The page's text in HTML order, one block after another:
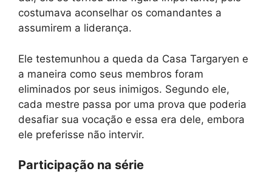
costumava aconselhar os comandantes a
assumirem a liderança.
Ele testemunhou a queda da Casa Targaryen e
a maneira como seus membros foram
eliminados por seus inimigos. Segundo ele,
cada mestre passa por uma prova que poderia
desafiar sua vocação e essa era dele, embora
ele preferisse não intervir.
Participação na série